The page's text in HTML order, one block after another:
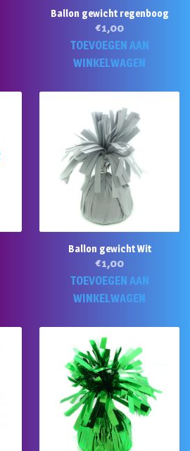
Ballon gewicht regenboog
€1,00
TOEVOEGEN AAN
WINKELWAGEN
Ballon gewicht Wit
€1,00
TOEVOEGEN AAN
WINKELWAGEN